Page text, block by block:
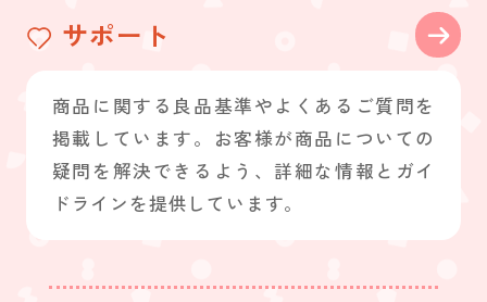
サポート
商品に関する良品基準やよくあるご質問を
掲載しています。お客様が商品についての
疑問を解決できるよう、詳細な情報とガイ
ドラインを提供しています。